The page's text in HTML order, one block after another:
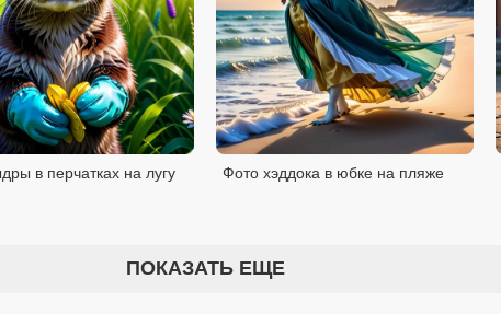
в перчатках на лугу Фото хэддока в юбке на пляже
ПОКАЗАТЬ ЕЩЕ